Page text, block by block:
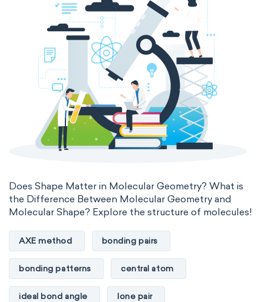
Does Shape Matter in Molecular Geometry? What is
the Difference Between Molecular Geometry and
Molecular Shape? Explore the structure of molecules!
AXE method bonding pairs
bonding patterns central atom
ideal bond angle lone pair